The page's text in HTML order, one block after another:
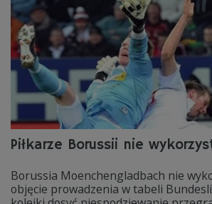
Piłkarze Borussii nie
Borussia Moenchengladbach nie
objęcie prowadzenia w tabeli